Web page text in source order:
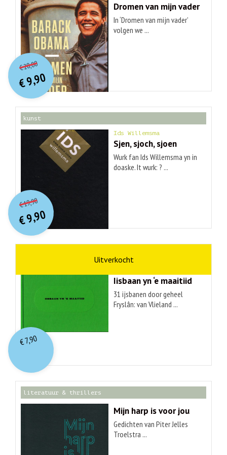
Dromen van mijn vader
In ‘Dromen van mijn vader’
volgen we ...
€20,00O
orspr
onkelijke
prijs
was:
€ 20,00.
€9,90
Huidige
prijs
is:
€ 9,90.
kunst
Ids Willemsma
Sjen, sjoch, sjoen
Wurk fan Ids Willemsma yn in
doaske. It wurk: ? ...
€19,90O
orspr
onkelijke
prijs
was:
€ 19,90.
€9,90
Huidige
prijs
is:
€ 9,90.
Iisbaan yn ‘e maaitiid
31 ijsbanen door geheel
Fryslân: van Vlieland ...
€7,90
literatuur & thrillers
Mijn harp is voor jou
Gedichten van Piter Jelles
Troelstra ...